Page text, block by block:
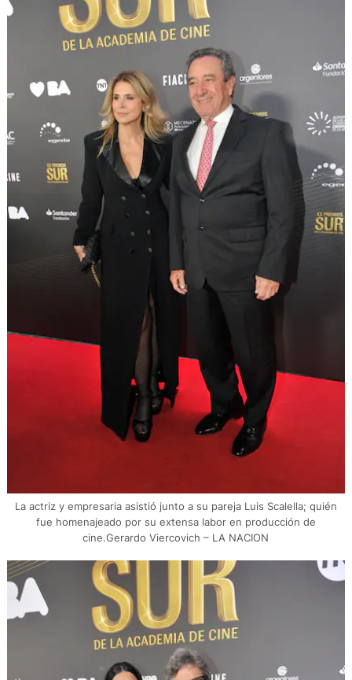
La actriz y empresaria asistió junto a su pareja Luis Scalella; quién
fue homenajeado por su extensa labor en producción de
cine.Gerardo Viercovich – LA NACION